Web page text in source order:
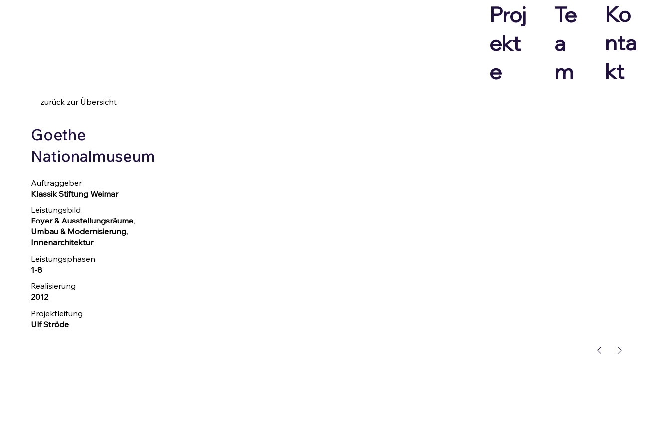
Proj
ekt
e
Te
a
m
Ko
nta
kt
Goethe
Nationalmuseum
Auftraggeber
Klassik Stiftung Weimar
Leistungsbild
Foyer & Ausstellungsräume,
Umbau & Modernisierung,
Innenarchitektur
Leistungsphasen
1-8
Realisierung
2012
Projektleitung
Ulf Ströde
zurück zur Übersicht